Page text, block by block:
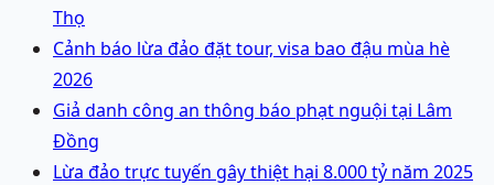
Thọ
Cảnh báo lừa đảo đặt tour, visa bao đậu mùa hè
2026
Giả danh công an thông báo phạt nguội tại Lâm
Đồng
Lừa đảo trực tuyến gây thiệt hại 8.000 tỷ năm 2025